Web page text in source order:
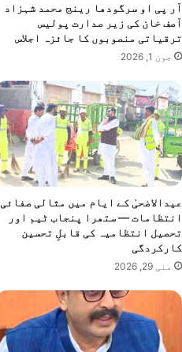
آر پی او سرگودھا رینج محمد شہزاد
آصف خان کی زیر صدارت پولیس
ترقیاتی منصوبوں کا جائزہ اجلاس
جون 1, 2026
عیدالاضحیٰ کے ایام میں مثالی صفائی
انتظامات — ستھرا پنجاب ٹیم اور
تحصیل انتظامیہ کی قابلِ تحسین
کارکردگی
مئی 29, 2026